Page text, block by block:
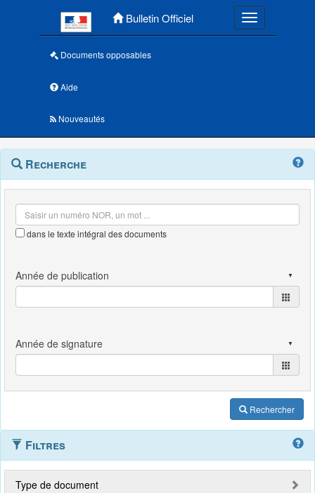
Bulletin Officiel Toggle
Documents opposables
Aide
Nouveautés
Navigation
outils
Menu
contextuel
Recherche
dans le texte intégral des documents
Rechercher
Filtres
Type de document